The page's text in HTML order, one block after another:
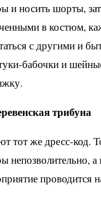
и носить шорты,
в костюм,
с другими и
бабочки и
трибуна
тот же дресс-код.
непозволительно,
проводится